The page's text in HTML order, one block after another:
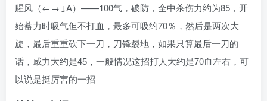
腥风（←→↓A）——100气，破防，全中杀伤力约为85，开
始蓄力时吸气但不打血，最多可吸约70％，然后是两次大
旋，最后重重砍下一刀，刀锋裂地，如果只算最后一刀的
话，威力大约是45，一般情况这招打人大约是70血左右，可
以说是挺厉害的一招